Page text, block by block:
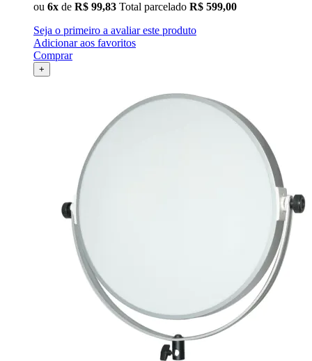
ou 6x de R$ 99,83 Total parcelado R$ 599,00
Seja o primeiro a avaliar este produto
Adicionar aos favoritos
Comprar
+